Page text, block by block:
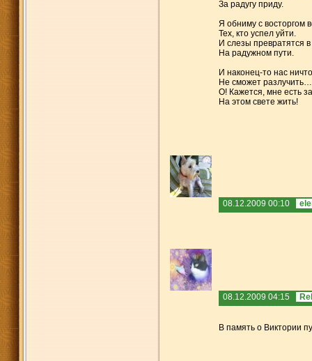
За радугу приду.
Я обниму с восторгом
Тех, кто успел уйти.
И слезы превратятся
На радужном пути.
И наконец-то нас ничто
Не сможет разлучить…
О! Кажется, мне есть
На этом свете жить!
08.12.2009 00:10
08.12.2009 04:15
В память о Виктории